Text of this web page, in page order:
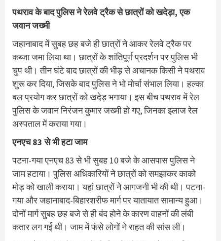
पथराव के बाद पुलिस ने रेलवे ट्रैक से छात्रों को खदेड़ा, एक
जवान जख्मी
जहानाबाद में सुबह छह बजे ही छात्रों ने आकर रेलवे ट्रैक पर
कब्जा जमा लिया था। छात्रों के शांतिपूर्ण प्रदर्शन पर पुलिस भी
चुप थी। तीन घंटे बाद छात्रों की भीड़ से अचानक किसी ने पथराव
शुरू कर दिया, जिसके बाद पुलिस ने भो मोर्चा संभाल लिया। हल्का
बल प्रयोग कर छात्रों को खदेड़ भगाया। इस बीच पथराव में रेल
पुलिस के जवान निरंजन कुमार जख्मी हो गए, जिनका इलाज रेल
अस्पताल में कराया गया।
एनएच 83 से भी हटा जाम
पटना-गया एनएच 83 से भी सुबह 10 बजे के आसपास पुलिस ने
जाम हटाया। पुलिस अधिकारियों ने छात्रों को समझाकर काको
मोड़ को खाली कराया। यहां छात्रों ने आगजनी भी की थी। पटना-
गया और जहानाबाद-बिहारशरीफ मार्ग पर यातायात सामान्य हुआ।
दोनों मार्ग सुबह छह बजे से ही बंद होने के कारण वाहनों की लंबी
कतार लग गई थी। जाम में फंसे लोगों ने राहत की सांस ली।